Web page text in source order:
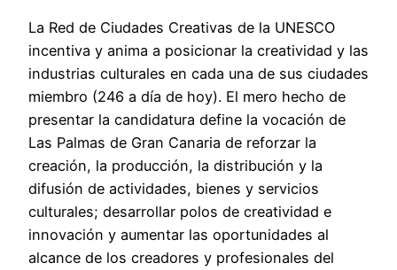
La Red de Ciudades Creativas de la UNESCO
incentiva y anima a posicionar la creatividad y las
industrias culturales en cada una de sus ciudades
miembro (246 a día de hoy). El mero hecho de
presentar la candidatura define la vocación de
Las Palmas de Gran Canaria de reforzar la
creación, la producción, la distribución y la
difusión de actividades, bienes y servicios
culturales; desarrollar polos de creatividad e
innovación y aumentar las oportunidades al
alcance de los creadores y profesionales del